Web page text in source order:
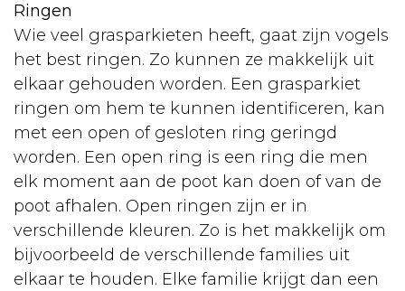
Ringen
Wie veel grasparkieten heeft, gaat zijn vogels
het best ringen. Zo kunnen ze makkelijk uit
elkaar gehouden worden. Een grasparkiet
ringen om hem te kunnen identificeren, kan
met een open of gesloten ring geringd
worden. Een open ring is een ring die men
elk moment aan de poot kan doen of van de
poot afhalen. Open ringen zijn er in
verschillende kleuren. Zo is het makkelijk om
bijvoorbeeld de verschillende families uit
elkaar te houden. Elke familie krijgt dan een